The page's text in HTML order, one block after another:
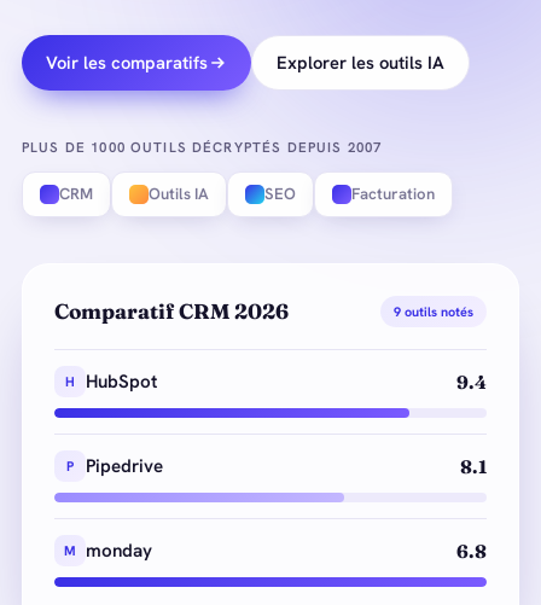
Voir les comparatifs Explorer les outils IA
PLUS DE 1000 OUTILS DÉCRYPTÉS DEPUIS 2007
CRM Outils IA SEO Facturation
Comparatif CRM 2026 9 outils notés
H HubSpot 9.4
P Pipedrive 8.1
M monday 6.8